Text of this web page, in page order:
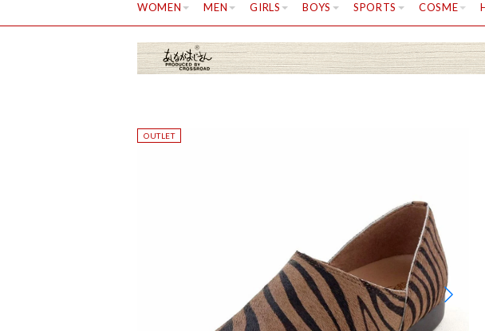
WOMEN MEN GIRLS BOYS SPORTS COSME